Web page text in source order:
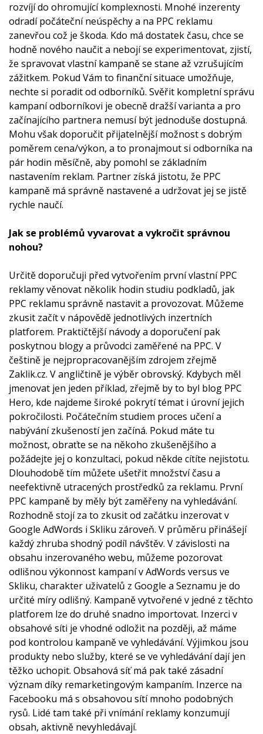
rozvíjí do ohromující komplexnosti. Mnohé inzerenty
odradí počáteční neúspěchy a na PPC reklamu
zanevřou což je škoda. Kdo má dostatek času, chce se
hodně nového naučit a nebojí se experimentovat, zjistí,
že spravovat vlastní kampaně se stane až vzrušujícím
zážitkem. Pokud Vám to finanční situace umožňuje,
nechte si poradit od odborníků. Svěřit kompletní správu
kampaní odborníkovi je obecně dražší varianta a pro
začínajícího partnera nemusí být jednoduše dostupná.
Mohu však doporučit přijatelnější možnost s dobrým
poměrem cena/výkon, a to pronajmout si odborníka na
pár hodin měsíčně, aby pomohl se základním
nastavením reklam. Partner získá jistotu, že PPC
kampaně má správně nastavené a udržovat jej se jistě
rychle naučí.
Jak se problémů vyvarovat a vykročit správnou
nohou?
Určitě doporučuji před vytvořením první vlastní PPC
reklamy věnovat několik hodin studiu podkladů, jak
PPC reklamu správně nastavit a provozovat. Můžeme
zkusit začít v nápovědě jednotlivých inzertních
platforem. Praktičtější návody a doporučení pak
poskytnou blogy a průvodci zaměřené na PPC. V
češtině je nejpropracovanějším zdrojem zřejmě
Zaklik.cz. V angličtině je výběr obrovský. Kdybych měl
jmenovat jen jeden příklad, zřejmě by to byl blog PPC
Hero, kde najdeme široké pokrytí témat i úrovní jejich
pokročilosti. Počátečním studiem proces učení a
nabývání zkušeností jen začíná. Pokud máte tu
možnost, obraťte se na někoho zkušenějšího a
požádejte jej o konzultaci, pokud někde cítíte nejistotu.
Dlouhodobě tím můžete ušetřit množství času a
neefektivně utracených prostředků za reklamu. První
PPC kampaně by měly být zaměřeny na vyhledávání.
Rozhodně stojí za to zkusit od začátku inzerovat v
Google AdWords i Skliku zároveň. V průměru přinášejí
každý zhruba shodný podíl návštěv. V závislosti na
obsahu inzerovaného webu, můžeme pozorovat
odlišnou výkonnost kampaní v AdWords versus ve
Skliku, charakter uživatelů z Google a Seznamu je do
určité míry odlišný. Kampaně vytvořené v jedné z těchto
platforem lze do druhé snadno importovat. Inzerci v
obsahové síti je vhodné odložit na později, až máme
pod kontrolou kampaně ve vyhledávání. Výjimkou jsou
produkty nebo služby, které se ve vyhledávání dají jen
těžko uchopit. Obsahová síť má pak také zásadní
význam díky remarketingovým kampaním. Inzerce na
Facebooku má s obsahovou sítí mnoho podobných
rysů. Lidé tam také při vnímání reklamy konzumují
obsah, aktivně nevyhledávají.